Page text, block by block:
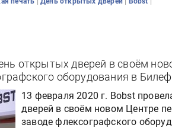
открытых дверей в своём
оборудования в
13 февраля 2020 г. Bobst
дверей в своём новом Центре
заводе флексографского